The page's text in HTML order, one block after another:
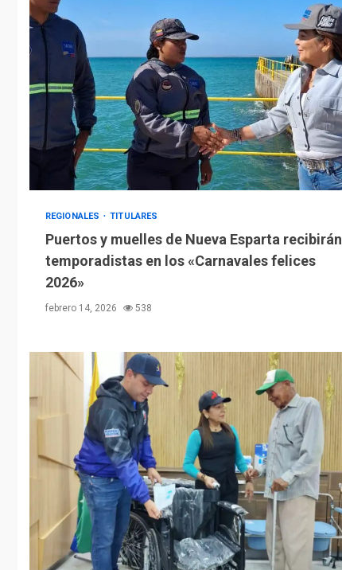
REGIONALES TITULARES
Puertos y muelles de Nueva Esparta recibirán
temporadistas en los «Carnavales felices
2026»
febrero 14, 2026 538